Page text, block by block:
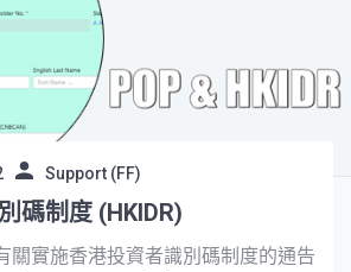
Support (FF)
碼制度 (HKIDR)
關實施香港投資者識別碼制度的通告